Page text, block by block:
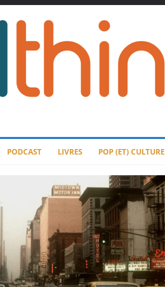
PODCAST LIVRES POP (ET) CULTURE